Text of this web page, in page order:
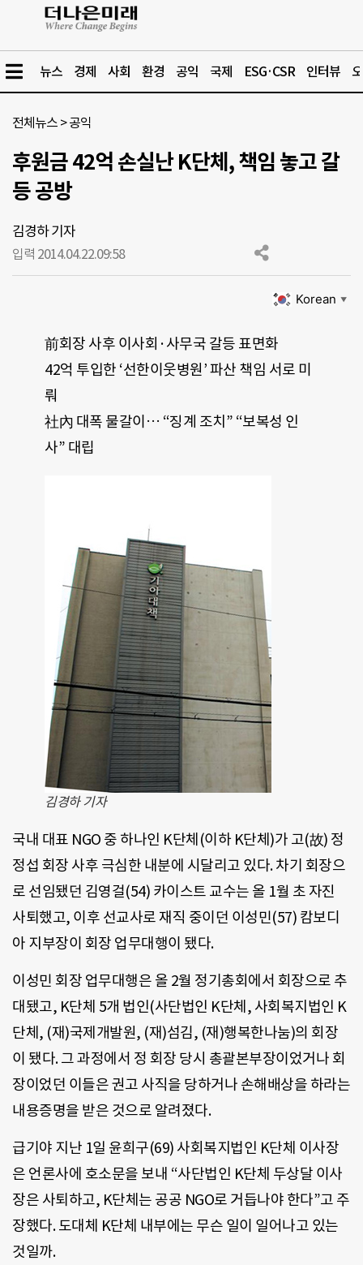
뉴스 경제 사회 환경 공익 국제 ESG·CSR 인터뷰
전체뉴스 >공익
후원금 42억 손실난 K단체, 책임 놓고 갈
등 공방
김경하 기자
입력 2014.04.22.09:58
Korean ▼
前회장 사후 이사회·사무국 갈등 표면화
42억 투입한 ‘선한이웃병원’ 파산 책임 서로 미
뤄
社內 대폭 물갈이… “징계 조치” “보복성 인
사” 대립
김경하 기자
국내 대표 NGO 중 하나인 K단체(이하 K단체)가 고(故) 정
정섭 회장 사후 극심한 내분에 시달리고 있다. 차기 회장으
로 선임됐던 김영걸(54) 카이스트 교수는 올 1월 초 자진
사퇴했고, 이후 선교사로 재직 중이던 이성민(57) 캄보디
아 지부장이 회장 업무대행이 됐다.
이성민 회장 업무대행은 올 2월 정기총회에서 회장으로 추
대됐고, K단체 5개 법인(사단법인 K단체, 사회복지법인 K
단체, (재)국제개발원, (재)섬김, (재)행복한나눔)의 회장
이 됐다. 그 과정에서 정 회장 당시 총괄본부장이었거나 회
장이었던 이들은 권고 사직을 당하거나 손해배상을 하라는
내용증명을 받은 것으로 알려졌다.
급기야 지난 1일 윤희구(69) 사회복지법인 K단체 이사장
은 언론사에 호소문을 보내 “사단법인 K단체 두상달 이사
장은 사퇴하고, K단체는 공공 NGO로 거듭나야 한다”고 주
장했다. 도대체 K단체 내부에는 무슨 일이 일어나고 있는
것일까.